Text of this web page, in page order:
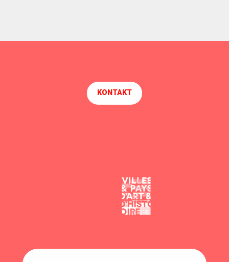
KONTAKT